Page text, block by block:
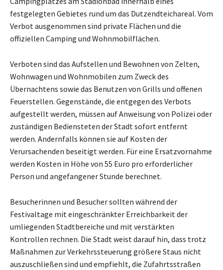
festgelegten Gebietes rund um das Dutzendteichareal. Vom
Verbot ausgenommen sind private Flächen und die
offiziellen Camping und Wohnmobilflächen.
Verboten sind das Aufstellen und Bewohnen von Zelten,
Wohnwagen und Wohnmobilen zum Zweck des
Übernachtens sowie das Benutzen von Grills und offenen
Feuerstellen. Gegenstände, die entgegen des Verbots
aufgestellt werden, müssen auf Anweisung von Polizei oder
zuständigen Bediensteten der Stadt sofort entfernt
werden. Andernfalls können sie auf Kosten der
Verursachenden beseitigt werden. Für eine Ersatzvornahme
werden Kosten in Höhe von 55 Euro pro erforderlicher
Person und angefangener Stunde berechnet.
Besucherinnen und Besucher sollten während der
Festivaltage mit eingeschränkter Erreichbarkeit der
umliegenden Stadtbereiche und mit verstärkten
Kontrollen rechnen. Die Stadt weist darauf hin, dass trotz
Maßnahmen zur Verkehrssteuerung größere Staus nicht
auszuschließen sind und empfiehlt, die Zufahrtsstraßen